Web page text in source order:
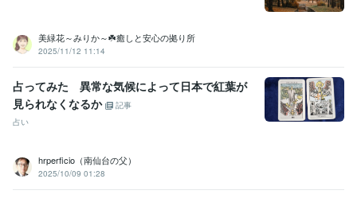
美緑花～みりか～☘️癒しと安心の拠り所
2025/11/12 11:14
占ってみた 異常な気候によって日本で紅葉が
見られなくなるか
記事
占い
hrperficio（南仙台の父）
2025/10/09 01:28